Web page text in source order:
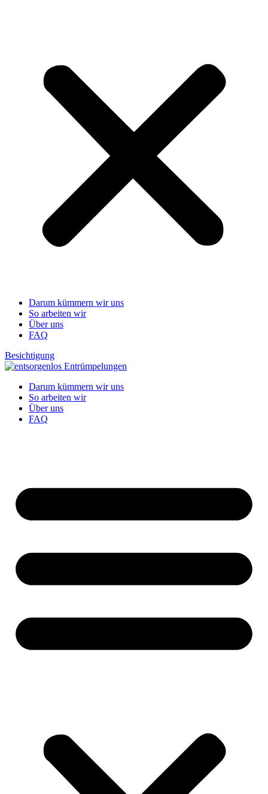
Darum kümmern wir uns
So arbeiten wir
Über uns
FAQ
Besichtigung
Darum kümmern wir uns
So arbeiten wir
Über uns
FAQ